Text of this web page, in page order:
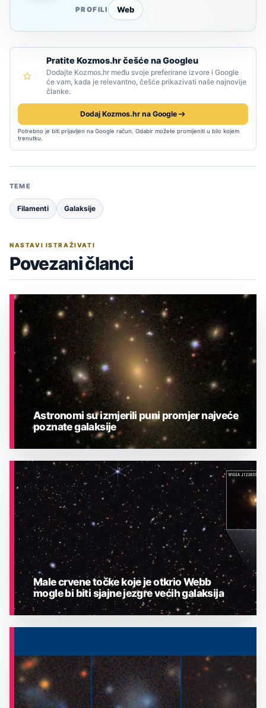
PROFILI Web
Pratite Kozmos.hr češće na Googleu
Dodajte Kozmos.hr među svoje preferirane izvore i Google
će vam, kada je relevantno, češće prikazivati naše najnovije
članke.
Dodaj Kozmos.hr na Google
Potrebno je biti prijavljen na Google račun. Odabir možete promijeniti u bilo kojem
trenutku.
TEME
Filamenti Galaksije
NASTAVI ISTRAŽIVATI
Povezani članci
ASTRONOMIJA
Astronomi su izmjerili puni promjer najveće
poznate galaksije
Male crvene točke koje je otkrio Webb
mogle bi biti sjajne jezgre većih galaksija